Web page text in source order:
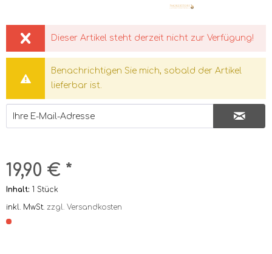
Dieser Artikel steht derzeit nicht zur Verfügung!
Benachrichtigen Sie mich, sobald der Artikel
lieferbar ist.
19,90 € *
Inhalt: 1 Stück
inkl. MwSt. zzgl. Versandkosten